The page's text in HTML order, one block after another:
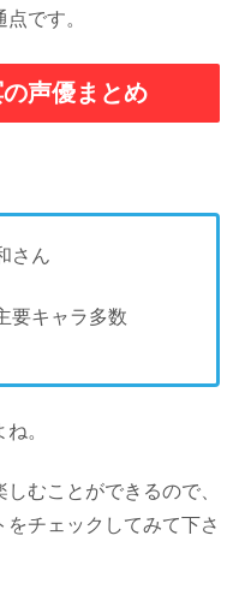
です。
の声優まとめ
さん
要キャラ多数
。
むことができるので、
チェックしてみて下さ